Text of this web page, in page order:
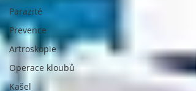
Parazité
Prevence
Artroskopie
Operace kloubů
Kašel